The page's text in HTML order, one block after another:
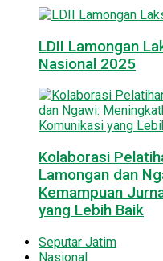
LDII Lamongan
Nasional 2025
Kolaborasi
Lamongan dan
Kemampuan
yang Lebih Baik
Seputar Jatim
Nasional